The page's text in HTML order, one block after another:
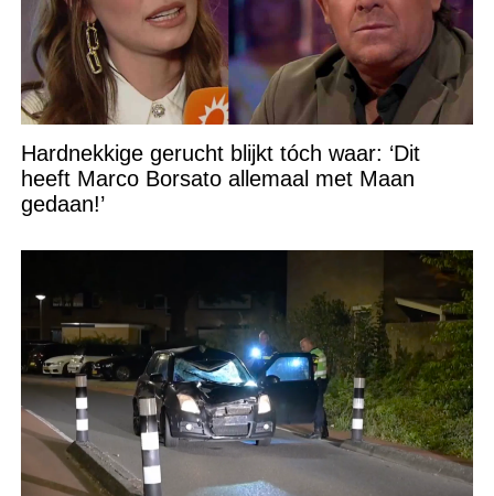
Hardnekkige gerucht blijkt tóch waar: ‘Dit
heeft Marco Borsato allemaal met Maan
gedaan!’